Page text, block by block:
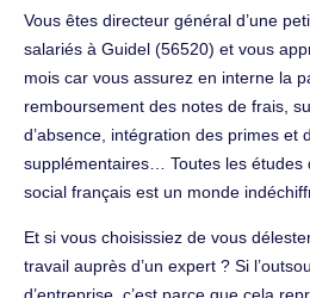
Vous êtes directeur général d’une
salariés à Guidel (56520) et vous
mois car vous assurez en interne la
remboursement des notes de frais,
d’absence, intégration des primes et
supplémentaires… Toutes les études
social français est un monde
Et si vous choisissiez de vous
travail auprès d’un expert ? Si
d’entreprise, c’est parce que cela